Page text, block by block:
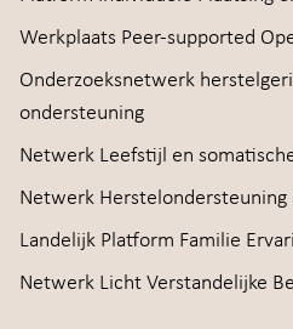
Werkplaats Peer-supported
Onderzoeksnetwerk
ondersteuning
Netwerk Leefstijl en
Netwerk Herstelondersteuning
Landelijk Platform Familie
Netwerk Licht Verstandelijke